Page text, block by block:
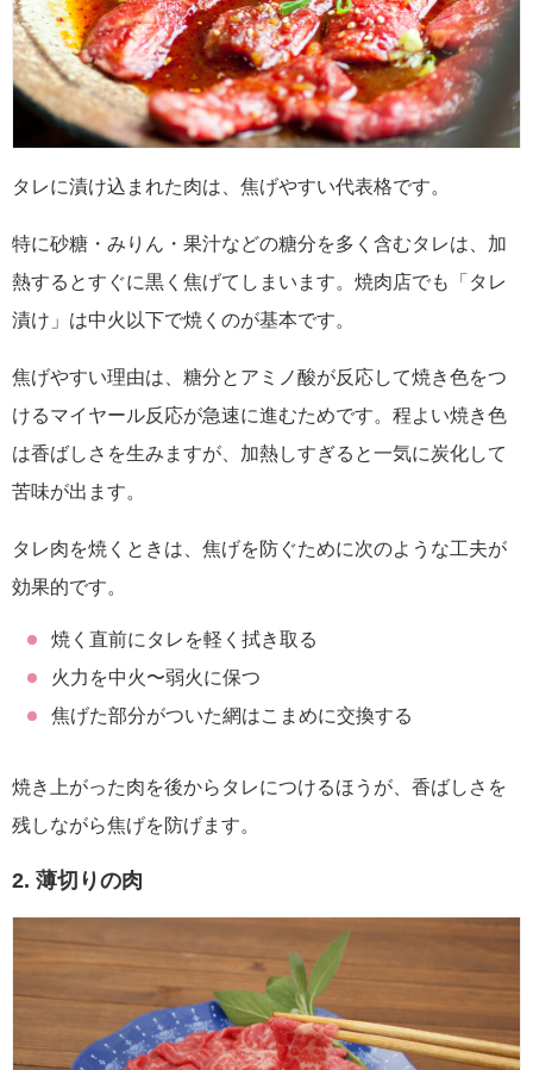
タレに漬け込まれた肉は、焦げやすい代表格です。
特に砂糖・みりん・果汁などの糖分を多く含むタレは、加
熱するとすぐに黒く焦げてしまいます。焼肉店でも「タレ
漬け」は中火以下で焼くのが基本です。
焦げやすい理由は、糖分とアミノ酸が反応して焼き色をつ
けるマイヤール反応が急速に進むためです。程よい焼き色
は香ばしさを生みますが、加熱しすぎると一気に炭化して
苦味が出ます。
タレ肉を焼くときは、焦げを防ぐために次のような工夫が
効果的です。
焼く直前にタレを軽く拭き取る
火力を中火〜弱火に保つ
焦げた部分がついた網はこまめに交換する
焼き上がった肉を後からタレにつけるほうが、香ばしさを
残しながら焦げを防げます。
2. 薄切りの肉